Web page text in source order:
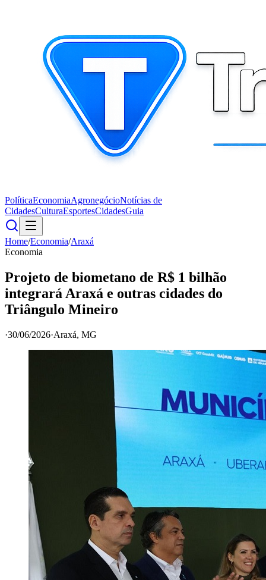
PolíticaEconomiaAgronegócioNotícias de
CidadesCulturaEsportesCidadesGuia
Home/Economia/Araxá
Economia
Projeto de biometano de R$ 1 bilhão
integrará Araxá e outras cidades do
Triângulo Mineiro
·30/06/2026·Araxá, MG